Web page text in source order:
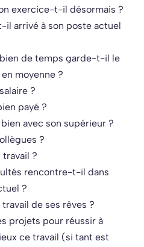
exercice-t-il désormais ?
il arrivé à son poste actuel
de temps garde-t-il le
moyenne ?
?
payé ?
avec son supérieur ?
?
?
rencontre-t-il dans
?
de ses rêves ?
projets pour réussir à
ce travail (si tant est